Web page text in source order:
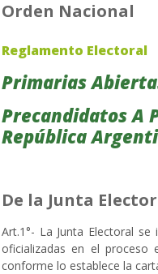
Orden Nacional
Reglamento Electoral
Primarias
Precandidatos A
República
De la Junta
Art.1°- La Junta Electoral
oficializadas en el proceso
conforme lo establece la